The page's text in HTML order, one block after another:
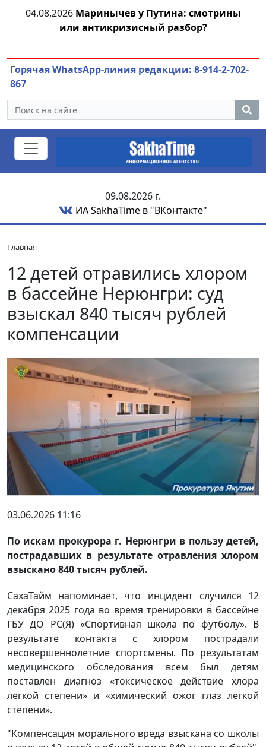
04.08.2026 Маринычев у Путина: смотрины
или антикризисный разбор?
Горячая WhatsApp-линия редакции: 8-914-2-702-
867
09.08.2026 г.
ИА SakhaTime в "ВКонтакте"
Главная
12 детей отравились хлором
в бассейне Нерюнгри: суд
взыскал 840 тысяч рублей
компенсации
03.06.2026 11:16
По искам прокурора г. Нерюнгри в пользу детей,
пострадавших в результате отравления хлором
взыскано 840 тысяч рублей.
СахаТайм напоминает, что инцидент случился 12
декабря 2025 года во время тренировки в бассейне
ГБУ ДО РС(Я) «Спортивная школа по футболу». В
результате контакта с хлором пострадали
несовершеннолетние спортсмены. По результатам
медицинского обследования всем был детям
поставлен диагноз «токсическое действие хлора
лёгкой степени» и «химический ожог глаз лёгкой
степени».
"Компенсация морального вреда взыскана со школы